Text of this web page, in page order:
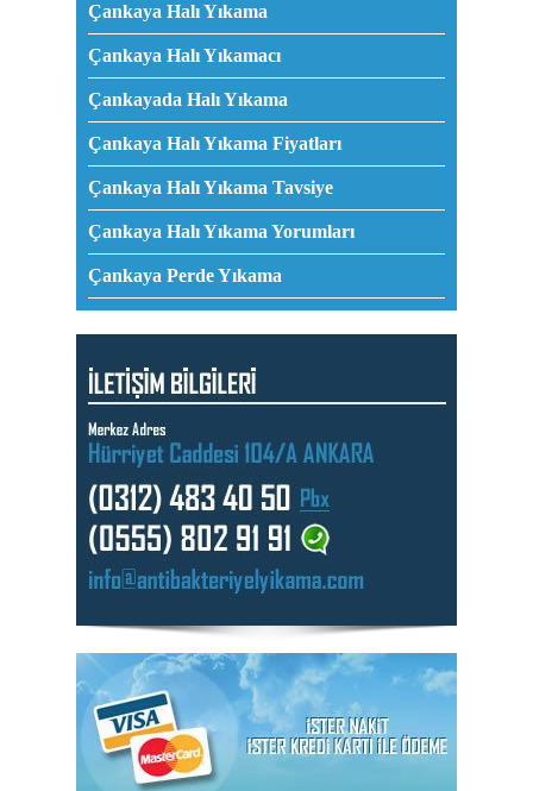
Çankaya Halı Yıkama
Çankaya Halı Yıkamacı
Çankayada Halı Yıkama
Çankaya Halı Yıkama Fiyatları
Çankaya Halı Yıkama Tavsiye
Çankaya Halı Yıkama Yorumları
Çankaya Perde Yıkama